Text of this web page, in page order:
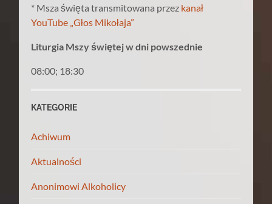
* Msza święta transmitowana przez kanał
YouTube „Głos Mikołaja”
Liturgia Mszy świętej w dni powszednie
08:00; 18:30
KATEGORIE
Achiwum
Aktualności
Anonimowi Alkoholicy